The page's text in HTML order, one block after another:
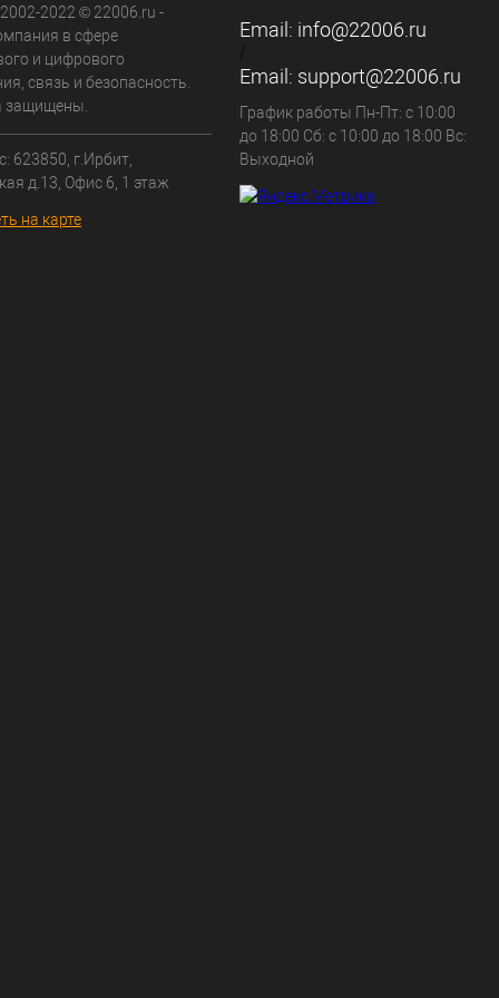
2022 © 22006.ru -
в сфере
и цифрового
связь и безопасность.
защищены.
623850, г.Ирбит,
д.13, Офис 6, 1 этаж
на карте
Email: info@22006.ru
/
Email: support@22006.ru
График работы Пн-Пт: с 10:00
до 18:00 Сб: с 10:00 до 18:00 Вс:
Выходной